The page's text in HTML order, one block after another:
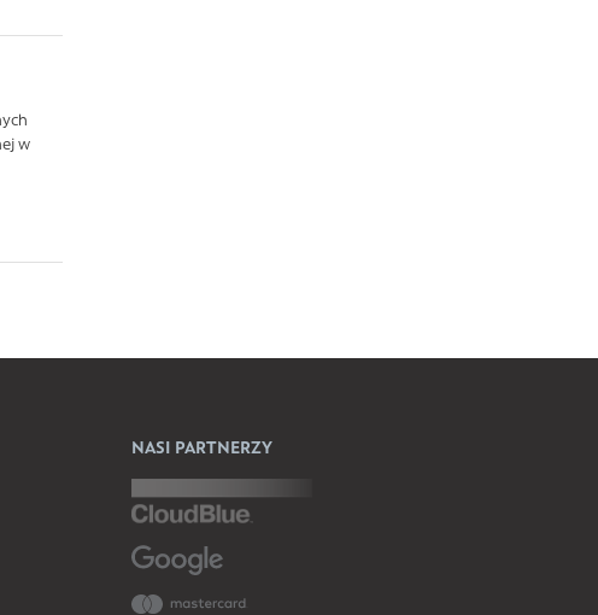
w
NASI PARTNERZY